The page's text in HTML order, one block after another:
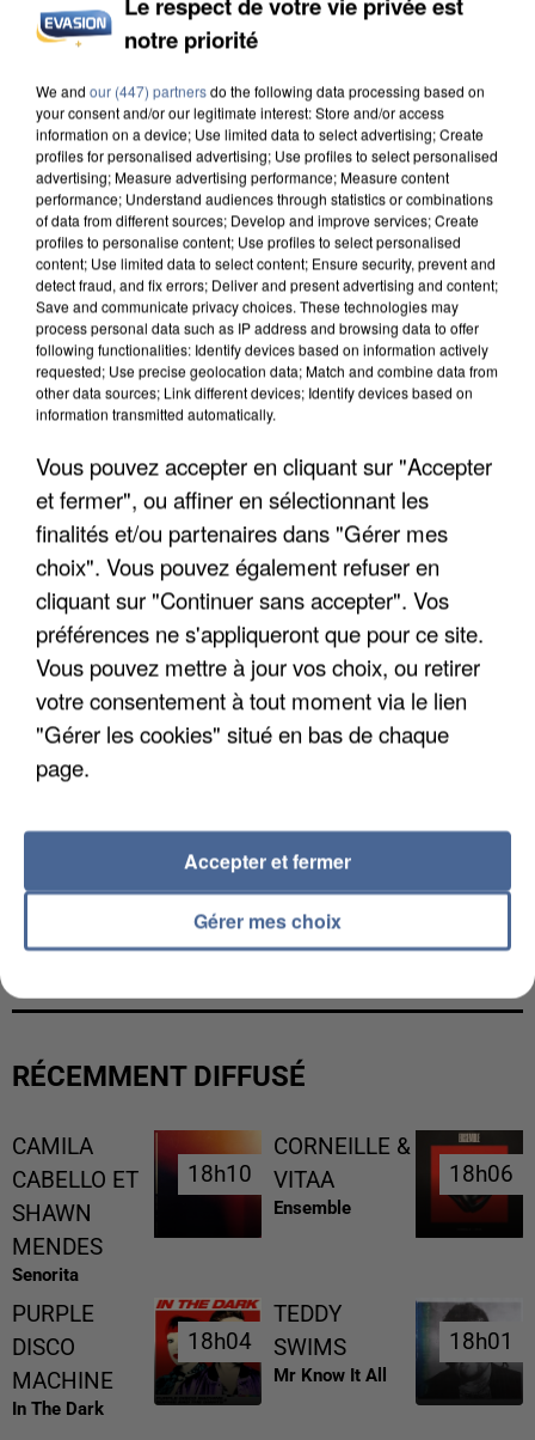
DE SOLIDARITÉ AVEC LES...
APRÈS TOUTES CES CANICULES, LES REFUGES
DE FAUNE SAUVAGE SONT...
L’UN DES FONDATEURS SUPPOSÉS DE LA DZ
MAFIA INTERPELLÉ EN ALGÉRIE
RÉCEMMENT DIFFUSÉ
CAMILA
CABELLO ET
SHAWN
MENDES
Senorita
18h10
18h10
CORNEILLE &
VITAA
Ensemble
18h06
18h06
PURPLE
DISCO
MACHINE
In The Dark
18h04
18h04
TEDDY
SWIMS
Mr Know It All
18h01
18h01
notre priorité
We and our (447) partnersdo the following data processing based on
your consent and/or our legitimate interest: Store and/or access
information on a device; Use limited data to select advertising; Create
profiles for personalised advertising; Use profiles to select personalised
advertising; Measure advertising performance; Measure content
performance; Understand audiences through statistics or combinations
of data from different sources; Develop and improve services; Create
profiles to personalise content; Use profiles to select personalised
content; Use limited data to select content; Ensure security, prevent and
detect fraud, and fix errors; Deliver and present advertising and content;
Save and communicate privacy choices. These technologies may
process personal data such as IP address and browsing data to offer
following functionalities: Identify devices based on information actively
requested; Use precise geolocation data; Match and combine data from
other data sources; Link different devices; Identify devices based on
information transmitted automatically.
Vous pouvez accepter en cliquant sur "Accepter
et fermer", ou affiner en sélectionnant les
finalités et/ou partenaires dans "Gérer mes
choix". Vous pouvez également refuser en
cliquant sur "Continuer sans accepter". Vos
préférences ne s'appliqueront que pour ce site.
Vous pouvez mettre à jour vos choix, ou retirer
votre consentement à tout moment via le lien
"Gérer les cookies" situé en bas de chaque
page.
Gérer mes choix
Accepter et fermer